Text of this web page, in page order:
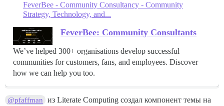
FeverBee - Community Consultancy - Community
Strategy, Technology, and...
FeverBee: Community Consultants
We’ve helped 300+ organisations develop successful
communities for customers, fans, and employees. Discover
how we can help you too.
@pfaffman
из Literate Computing создал компонент темы на